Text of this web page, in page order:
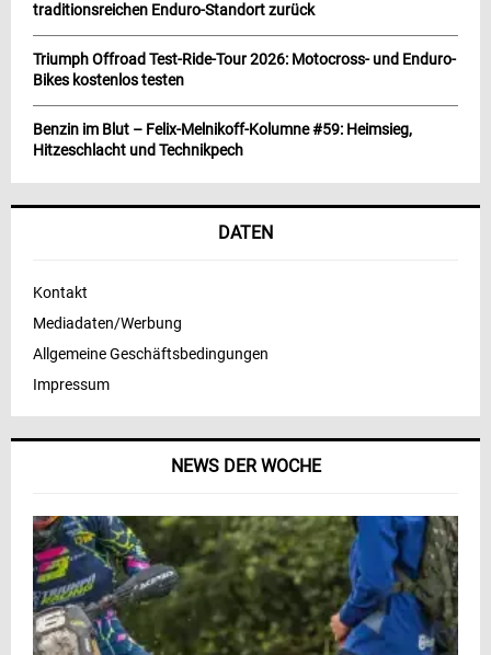
NEWS DER WOCHE
traditionsreichen Enduro-Standort zurück
Triumph Offroad Test-Ride-Tour 2026: Motocross- und Enduro-
Bikes kostenlos testen
Benzin im Blut – Felix-Melnikoff-Kolumne #59: Heimsieg,
Hitzeschlacht und Technikpech
DATEN
Kontakt
Mediadaten/Werbung
Allgemeine Geschäftsbedingungen
Impressum